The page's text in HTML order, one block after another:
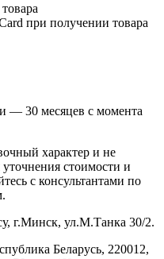
при получении товара
— 30 месяцев с момента
характер и не
стоимости и
с консультантами по
г.Минск, ул.М.Танка 30/2.
Беларусь, 220012,